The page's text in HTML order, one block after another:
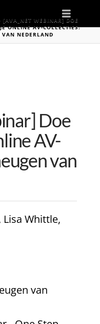
[AVA_NET WEBINAR] DOE
ONLINE AV-COLLECTIES:
VAN NEDERLAND
Doe
AV-
van
Whittle,
van